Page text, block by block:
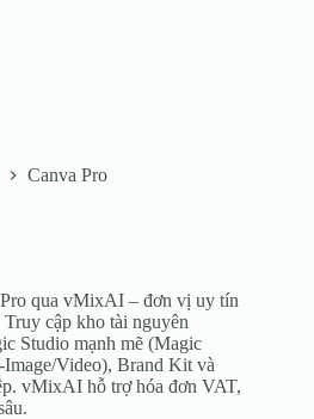
Canva Pro
qua vMixAI – đơn vị uy tín
cập kho tài nguyên
Studio mạnh mẽ (Magic
Video), Brand Kit và
vMixAI hỗ trợ hóa đơn VAT,